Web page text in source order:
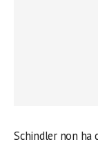
Schindler non ha